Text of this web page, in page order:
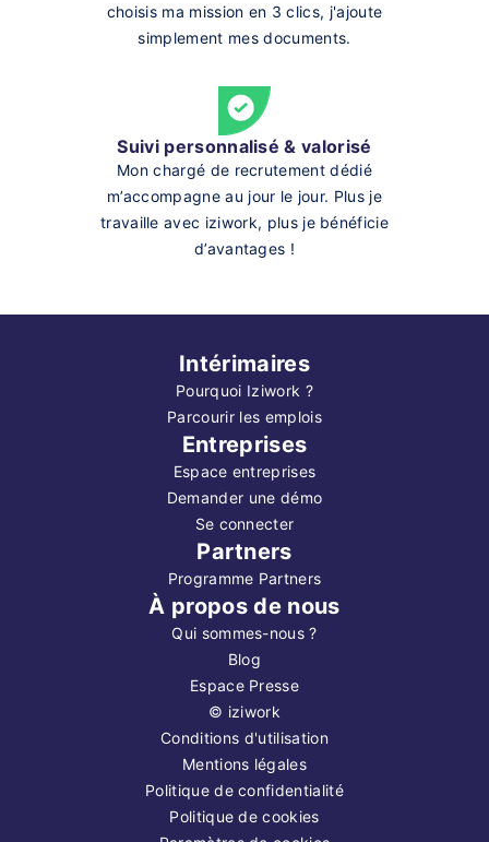
choisis ma mission en 3 clics, j'ajoute
simplement mes documents.
Suivi personnalisé & valorisé
Mon chargé de recrutement dédié
m’accompagne au jour le jour. Plus je
travaille avec iziwork, plus je bénéficie
d’avantages !
Intérimaires
Pourquoi Iziwork ?
Parcourir les emplois
Entreprises
Espace entreprises
Demander une démo
Se connecter
Partners
Programme Partners
À propos de nous
Qui sommes-nous ?
Blog
Espace Presse
© iziwork
Conditions d'utilisation
Mentions légales
Politique de confidentialité
Politique de cookies